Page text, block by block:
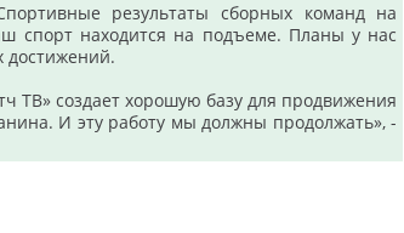
результаты сборных команд на
спорт находится на подъеме. Планы у нас
достижений.
создает хорошую базу для продвижения
И эту работу мы должны продолжать», -